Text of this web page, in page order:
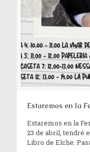
Estaremos en la
Estaremos en la
23 de abril, tendré
Libro de Elche.